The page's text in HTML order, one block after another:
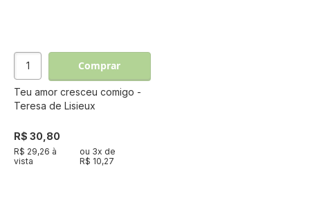
Comprar
Teu amor cresceu comigo -
Teresa de Lisieux
R$ 30,80
R$ 29,26 à
vista
ou 3x de
R$ 10,27